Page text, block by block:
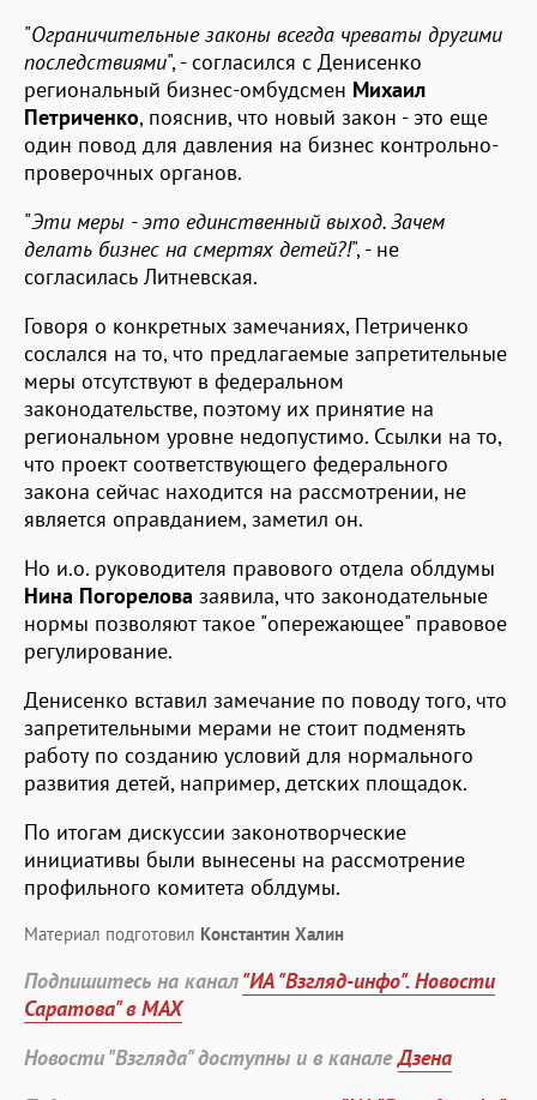
"Ограничительные законы всегда чреваты другими
последствиями", - согласился с Денисенко
региональный бизнес-омбудсмен Михаил
Петриченко, пояснив, что новый закон - это еще
один повод для давления на бизнес контрольно-
проверочных органов.
"Эти меры - это единственный выход. Зачем
делать бизнес на смертях детей?!", - не
согласилась Литневская.
Говоря о конкретных замечаниях, Петриченко
сослался на то, что предлагаемые запретительные
меры отсутствуют в федеральном
законодательстве, поэтому их принятие на
региональном уровне недопустимо. Ссылки на то,
что проект соответствующего федерального
закона сейчас находится на рассмотрении, не
является оправданием, заметил он.
Но и.о. руководителя правового отдела облдумы
Нина Погорелова заявила, что законодательные
нормы позволяют такое "опережающее" правовое
регулирование.
Денисенко вставил замечание по поводу того, что
запретительными мерами не стоит подменять
работу по созданию условий для нормального
развития детей, например, детских площадок.
По итогам дискуссии законотворческие
инициативы были вынесены на рассмотрение
профильного комитета облдумы.
Материал подготовил Константин Халин
Подпишитесь на канал"ИА "Взгляд-инфо". Новости
Саратова" в MAX
Новости "Взгляда" доступны и в каналеДзена